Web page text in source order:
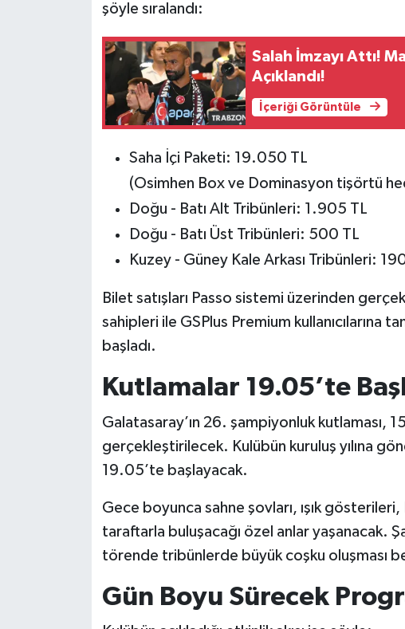
şöyle sıralandı:
Salah İmzayı Attı!
Açıklandı!
İçeriği Görüntüle
Saha İçi Paketi: 19.050 TL
(Osimhen Box ve Dominasyon tişörtü
Doğu - Batı Alt Tribünleri: 1.905 TL
Doğu - Batı Üst Tribünleri: 500 TL
Kuzey - Güney Kale Arkası Tribünleri:
Bilet satışları Passo sistemi üzerinden
sahipleri ile GSPlus Premium kullanıcılarına
başladı.
Kutlamalar 19.05’te
Galatasaray’ın 26. şampiyonluk kutlaması,
gerçekleştirilecek. Kulübün kuruluş yılına
19.05’te başlayacak.
Gece boyunca sahne şovları, ışık
taraftarla buluşacağı özel anlar yaşanacak.
törende tribünlerde büyük coşku oluşması
Gün Boyu Sürecek